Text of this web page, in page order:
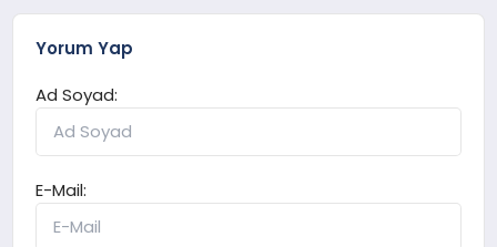
Yorum Yap
Ad Soyad:
E-Mail: